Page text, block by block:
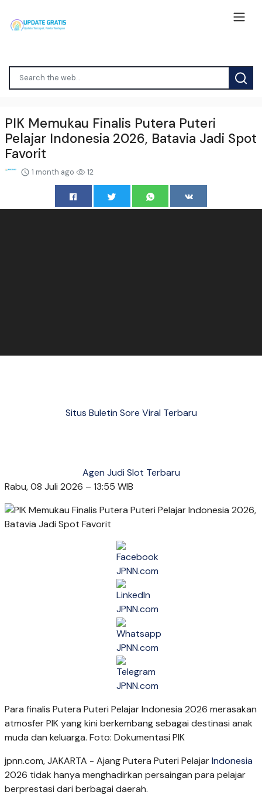
PIK Memukau Finalis Putera Puteri
Pelajar Indonesia 2026, Batavia Jadi Spot
Favorit
1 month ago 12
Situs Buletin Sore Viral Terbaru
Agen Judi Slot Terbaru
Rabu, 08 Juli 2026 – 13:55 WIB
Para finalis Putera Puteri Pelajar Indonesia 2026 merasakan
atmosfer PIK yang kini berkembang sebagai destinasi anak
muda dan keluarga. Foto: Dokumentasi PIK
jpnn.com, JAKARTA - Ajang Putera Puteri PelajarIndonesia
2026 tidak hanya menghadirkan persaingan para pelajar
berprestasi dari berbagai daerah.